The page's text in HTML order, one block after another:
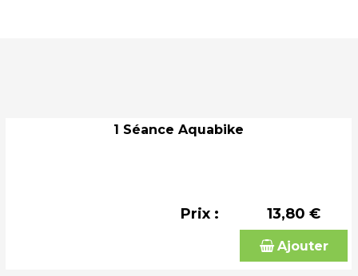
1 Séance Aquabike
Prix : 13,80 €
Ajouter